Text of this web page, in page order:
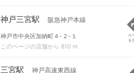
神戸三宮駅 阪急神戸本線
神戸市中央区加納町４-２-１
このページの店舗から 810 m
ル
を
三宮駅 神戸高速東西線